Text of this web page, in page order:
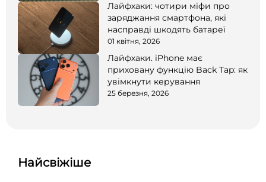
Лайфхаки: чотири міфи про
заряджання смартфона, які
насправді шкодять батареї
01 квітня, 2026
Лайфхаки. iPhone має
приховану функцію Back Tap: як
увімкнути керування
25 березня, 2026
Найсвіжіше